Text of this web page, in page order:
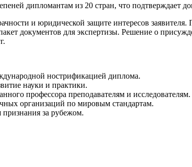
дипломантам из 20 стран, что подтверждает
и юридической защите интересов заявителя.
документов для экспертизы. Решение о
нострификацией диплома.
науки и практики.
профессора преподавателям и исследователям.
организаций по мировым стандартам.
за рубежом.